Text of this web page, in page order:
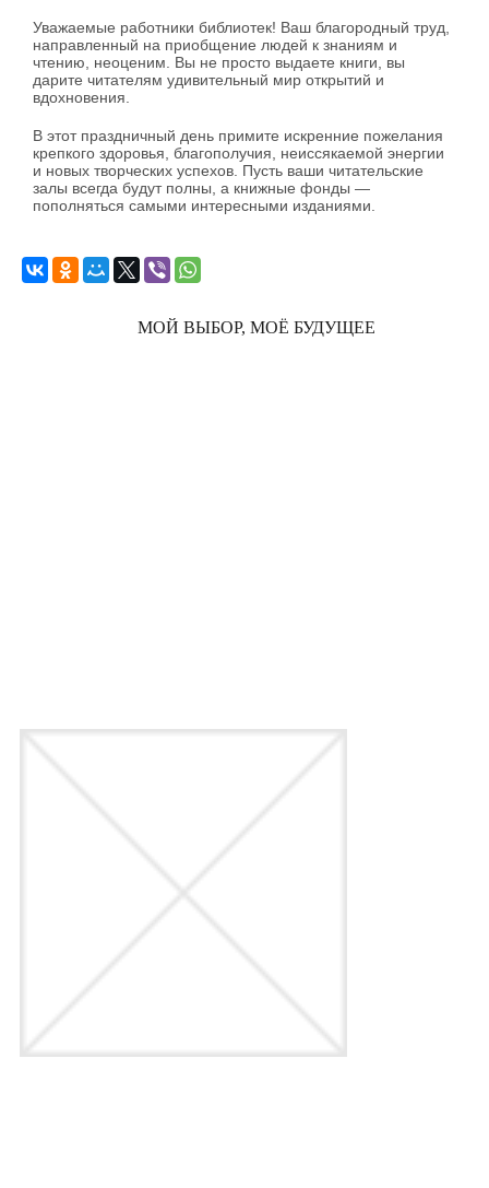
Уважаемые работники библиотек! Ваш благородный труд,
направленный на приобщение людей к знаниям и
чтению, неоценим. Вы не просто выдаете книги, вы
дарите читателям удивительный мир открытий и
вдохновения.
В этот праздничный день примите искренние пожелания
крепкого здоровья, благополучия, неиссякаемой энергии
и новых творческих успехов. Пусть ваши читательские
залы всегда будут полны, а книжные фонды —
пополняться самыми интересными изданиями.
МОЙ ВЫБОР, МОЁ БУДУЩЕЕ